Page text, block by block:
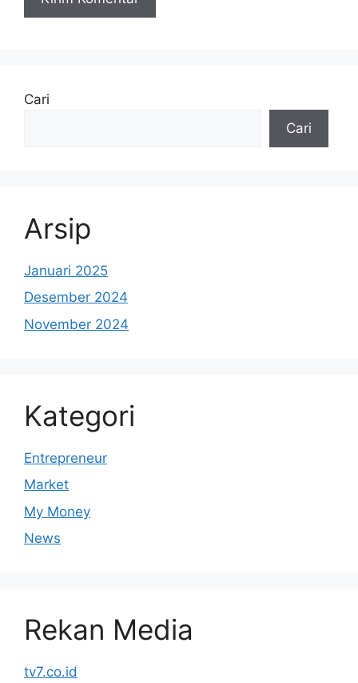
Cari
Cari
Arsip
Januari 2025
Desember 2024
November 2024
Kategori
Entrepreneur
Market
My Money
News
Rekan Media
tv7.co.id